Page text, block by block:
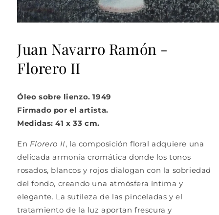
1
en
una
ventana
modal
Juan Navarro Ramón -
Florero II
Óleo sobre lienzo. 1949
Firmado por el artista.
Medidas: 41 x 33 cm.
En Florero II, la composición floral adquiere una
delicada armonía cromática donde los tonos
rosados, blancos y rojos dialogan con la sobriedad
del fondo, creando una atmósfera íntima y
elegante. La sutileza de las pinceladas y el
tratamiento de la luz aportan frescura y